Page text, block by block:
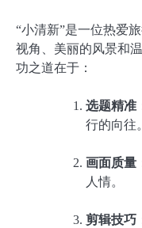
“小清新”是一位热爱
视角、美丽的风景和
功之道在于：
选题精准
行的向往。
画面质量
人情。
剪辑技巧